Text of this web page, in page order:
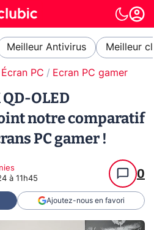
Meilleur Antivirus Meilleur
Écran PC Ecran PC gamer
OLED
notre comparatif
PC gamer !
à 11h45 0
Ajoutez-nous en favori